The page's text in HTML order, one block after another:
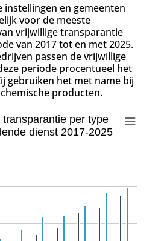
instellingen en gemeenten
voor de meeste
vrijwillige transparantie
van 2017 tot en met 2025.
passen de vrijwillige
periode procentueel het
gebruiken het met name bij
producten.
transparantie per type
dienst 2017-2025